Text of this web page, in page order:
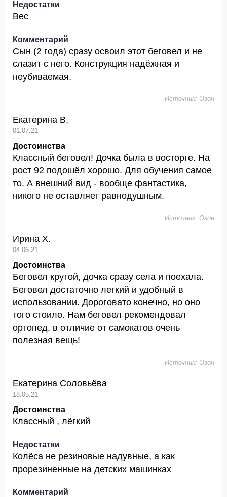
Недостатки
Вес
Комментарий
Сын (2 года) сразу освоил этот беговел и не
слазит с него. Конструкция надёжная и
неубиваемая.
Источник: Озон
Екатерина В.
01.07.21
Достоинства
Классный беговел! Дочка была в восторге. На
рост 92 подошёл хорошо. Для обучения самое
то. А внешний вид - вообще фантастика,
никого не оставляет равнодушным.
Источник: Озон
Ирина Х.
04.06.21
Достоинства
Беговел крутой, дочка сразу села и поехала.
Беговел достаточно легкий и удобный в
использовании. Дороговато конечно, но оно
того стоило. Нам беговел рекомендовал
ортопед, в отличие от самокатов очень
полезная вещь!
Источник: Озон
Екатерина Соловьёва
18.05.21
Достоинства
Классный , лёгкий
Недостатки
Колёса не резиновые надувные, а как
прорезиненные на детских машинках
Комментарий